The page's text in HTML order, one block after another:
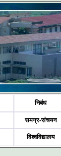
निबंध
समग्र-संचयन
विश्वविद्यालय